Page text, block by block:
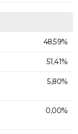
48,59%
51,41%
5,80%
0,00%